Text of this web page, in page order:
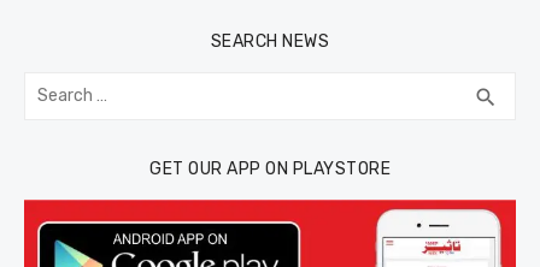
SEARCH NEWS
Search
for: search
GET OUR APP ON PLAYSTORE